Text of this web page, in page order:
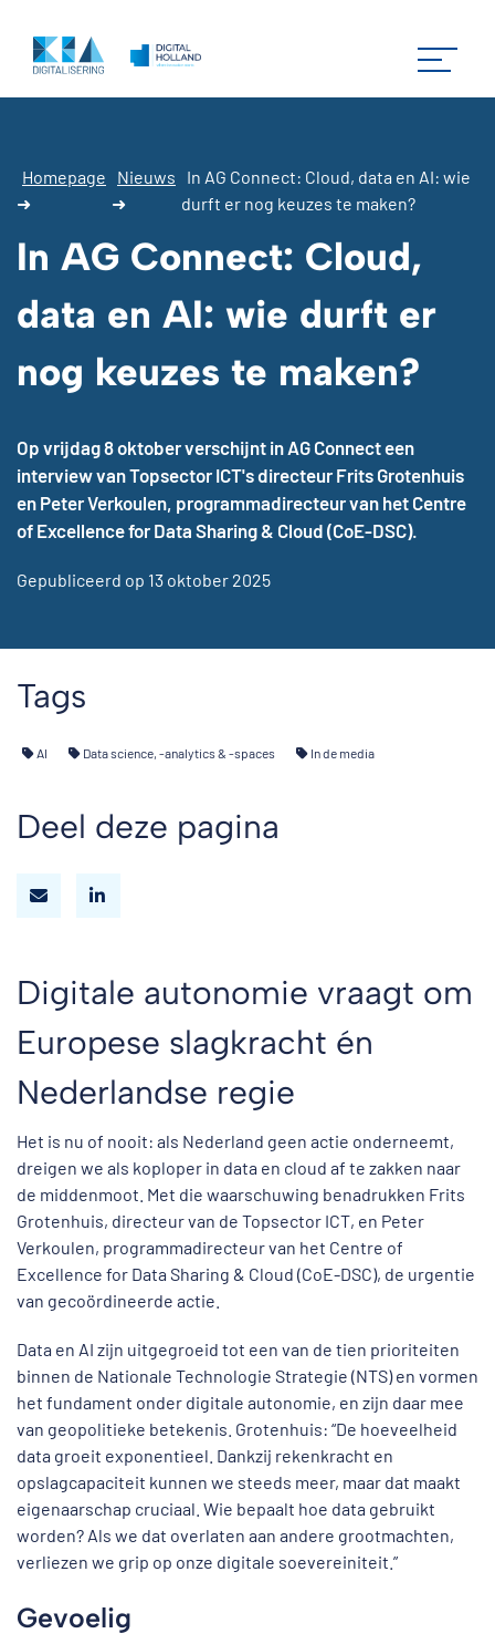
Homepage
➜
Nieuws
➜
In AG Connect: Cloud, data en AI: wie
durft er nog keuzes te maken?
In AG Connect: Cloud,
data en AI: wie durft er
nog keuzes te maken?
Op vrijdag 8 oktober verschijnt in AG Connect een
interview van Topsector ICT's directeur Frits Grotenhuis
en Peter Verkoulen, programmadirecteur van het Centre
of Excellence for Data Sharing & Cloud (CoE-DSC).
Gepubliceerd op 13 oktober 2025
Tags
AI Data science, -analytics & -spaces In de media
Deel deze pagina
Digitale autonomie vraagt om
Europese slagkracht én
Nederlandse regie
Het is nu of nooit: als Nederland geen actie onderneemt,
dreigen we als koploper in data en cloud af te zakken naar
de middenmoot. Met die waarschuwing benadrukken Frits
Grotenhuis, directeur van de Topsector ICT, en Peter
Verkoulen, programmadirecteur van het Centre of
Excellence for Data Sharing & Cloud (CoE-DSC), de urgentie
van gecoördineerde actie.
Data en AI zijn uitgegroeid tot een van de tien prioriteiten
binnen de Nationale Technologie Strategie (NTS) en vormen
het fundament onder digitale autonomie, en zijn daar mee
van geopolitieke betekenis. Grotenhuis: “De hoeveelheid
data groeit exponentieel. Dankzij rekenkracht en
opslagcapaciteit kunnen we steeds meer, maar dat maakt
eigenaarschap cruciaal. Wie bepaalt hoe data gebruikt
worden? Als we dat overlaten aan andere grootmachten,
verliezen we grip op onze digitale soevereiniteit.”
Gevoelig